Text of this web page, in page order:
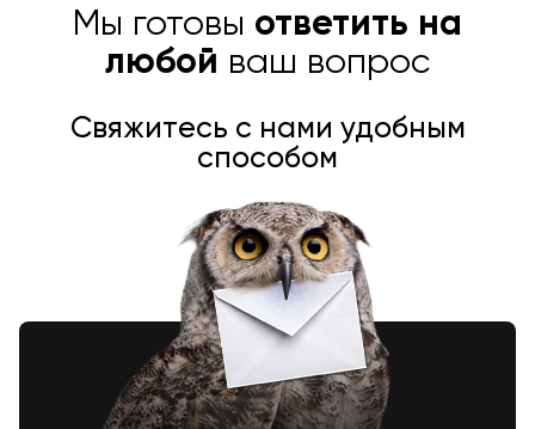
Мы готовы ответить на
любой ваш вопрос
Свяжитесь с нами удобным
способом